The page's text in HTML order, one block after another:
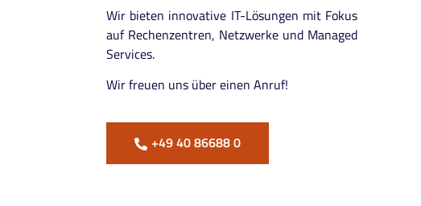
Wir bieten innovative IT-Lösungen mit Fokus
auf Rechenzentren, Netzwerke und Managed
Services.
Wir freuen uns über einen Anruf!
+49 40 86688 0